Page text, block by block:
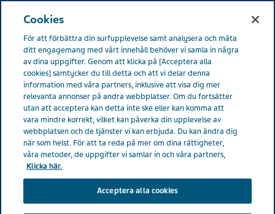
Sverige Om Teva Våra värderingar
Våra värderingar
Cookies
För att förbättra din surfupplevelse samt analysera och mäta
ditt engagemang med vårt innehåll behöver vi samla in några
av dina uppgifter. Genom att klicka på [Acceptera alla
cookies] samtycker du till detta och att vi delar denna
information med våra partners, inklusive att visa dig mer
relevanta annonser på andra webbplatser. Om du fortsätter
utan att acceptera kan detta inte ske eller kan komma att
vara mindre korrekt, vilket kan påverka din upplevelse av
webbplatsen och de tjänster vi kan erbjuda. Du kan ändra dig
när som helst. För att ta reda på mer om dina rättigheter,
våra metoder, de uppgifter vi samlar in och våra partners,
Klicka här.
Acceptera alla cookies